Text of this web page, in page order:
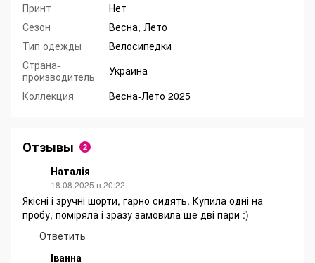
Принт
Нет
Сезон
Весна, Лето
Тип одежды
Велосипедки
Страна-
производитель
Украина
Коллекция
Весна-Лето 2025
Отзывы 2
Наталія
18.08.2025 в 20:22
Якісні і зручні шорти, гарно сидять. Купила одні на
пробу, поміряла і зразу замовила ще дві пари :)
Ответить
Іванна